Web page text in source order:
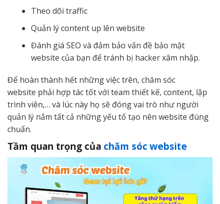
Theo dõi traffic
Quản lý content up lên website
Đánh giá SEO và đảm bảo vấn đề bảo mật
website của bạn để tránh bị hacker xâm nhập.
Để hoàn thành hết những việc trên, chăm sóc
website phải hợp tác tốt với team thiết kế, content, lập
trình viên,… và lúc này họ sẽ đóng vai trò như người
quản lý nắm tất cả những yếu tố tạo nên website đúng
chuẩn.
Tầm quan trọng của chăm sóc website